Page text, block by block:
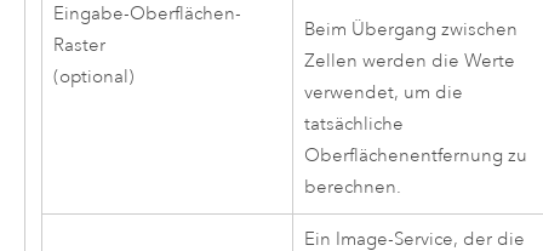
Eingabe-Oberflächen-
Raster
(optional)
Beim Übergang zwischen
Zellen werden die Werte
verwendet, um die
tatsächliche
Oberflächenentfernung zu
berechnen.
Ein Image-Service, der die